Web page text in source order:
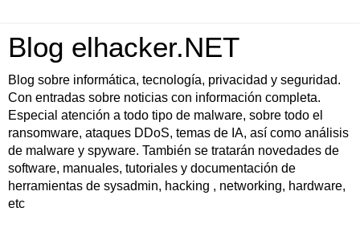
Blog elhacker.NET
Blog sobre informática, tecnología, privacidad y seguridad.
Con entradas sobre noticias con información completa.
Especial atención a todo tipo de malware, sobre todo el
ransomware, ataques DDoS, temas de IA, así como análisis
de malware y spyware. También se tratarán novedades de
software, manuales, tutoriales y documentación de
herramientas de sysadmin, hacking , networking, hardware,
etc